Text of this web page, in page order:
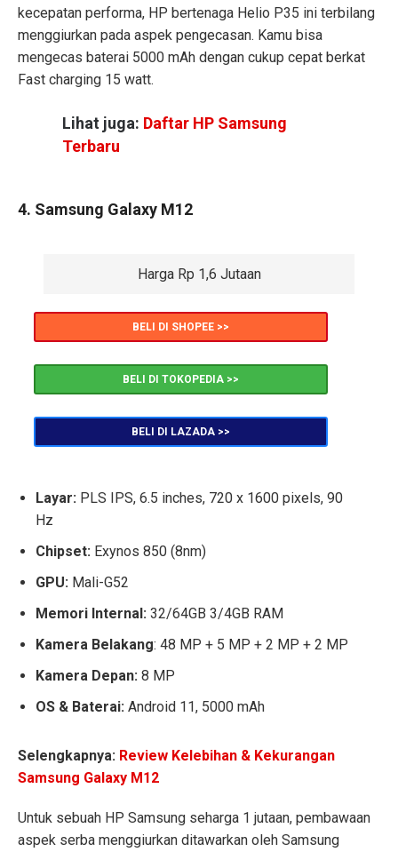
kecepatan performa, HP bertenaga Helio P35 ini terbilang
menggiurkan pada aspek pengecasan. Kamu bisa
mengecas baterai 5000 mAh dengan cukup cepat berkat
Fast charging 15 watt.
Lihat juga: Daftar HP Samsung
Terbaru
4. Samsung Galaxy M12
Harga Rp 1,6 Jutaan
BELI DI SHOPEE >>
BELI DI TOKOPEDIA >>
BELI DI LAZADA >>
Layar: PLS IPS, 6.5 inches, 720 x 1600 pixels, 90
Hz
Chipset: Exynos 850 (8nm)
GPU: Mali-G52
Memori Internal: 32/64GB 3/4GB RAM
Kamera Belakang: 48 MP + 5 MP + 2 MP + 2 MP
Kamera Depan: 8 MP
OS & Baterai: Android 11, 5000 mAh
Selengkapnya: Review Kelebihan & Kekurangan
Samsung Galaxy M12
Untuk sebuah HP Samsung seharga 1 jutaan, pembawaan
aspek serba menggiurkan ditawarkan oleh Samsung